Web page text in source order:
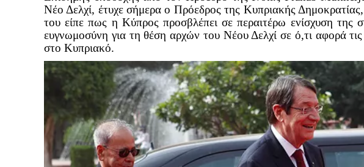
Νέο Δελχί, έτυχε σήμερα ο Πρόεδρος της Κυπριακής
του είπε πως η Κύπρος προσβλέπει σε περαιτέρω ενίσχυση της
ευγνωμοσύνη για τη θέση αρχών του Νέου Δελχί σε ό,τι αφορά τις
στο Κυπριακό.